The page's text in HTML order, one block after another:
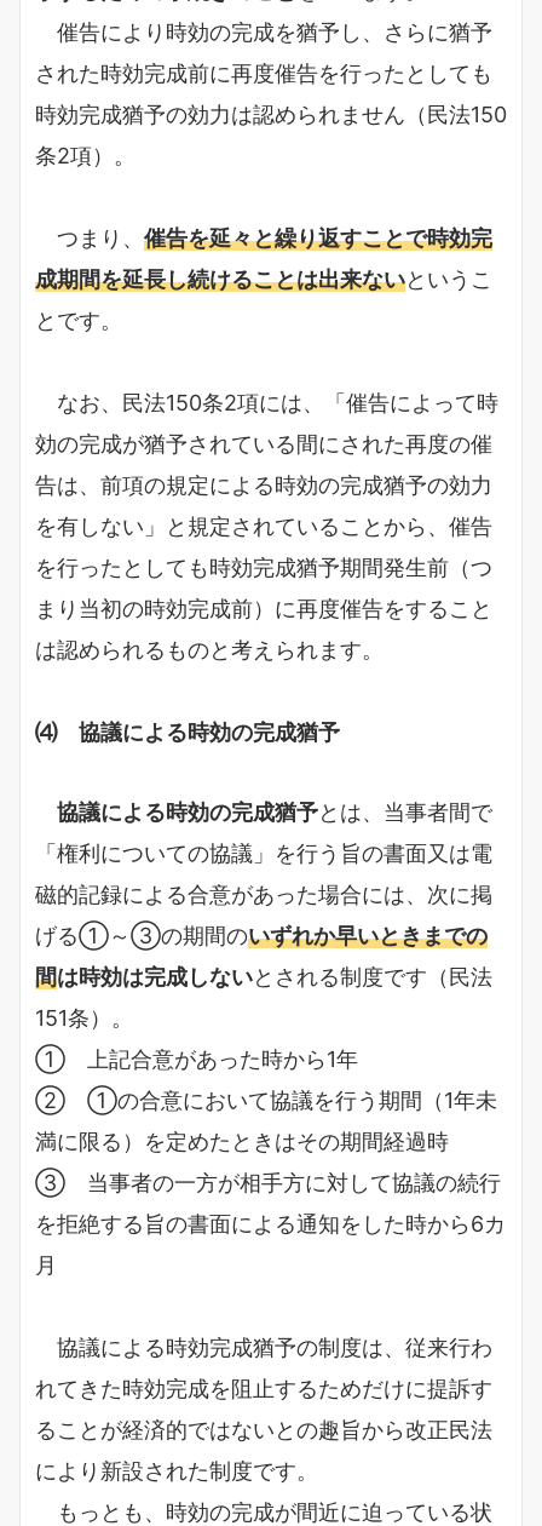
催告により時効の完成を猶予し、さらに猶予
された時効完成前に再度催告を行ったとしても
時効完成猶予の効力は認められません（民法150
条2項）。
つまり、 催告を延々と繰り返すことで時効完
成期間を延長し続けることは出来ないというこ
とです。
なお、民法150条2項には、「催告によって時
効の完成が猶予されている間にされた再度の催
告は、前項の規定による時効の完成猶予の効力
を有しない」と規定されていることから、催告
を行ったとしても時効完成猶予期間発生前（つ
まり当初の時効完成前）に再度催告をすること
は認められるものと考えられます。
⑷ 協議による時効の完成猶予
協議による時効の完成猶予とは、当事者間で
「権利についての協議」を行う旨の書面又は電
磁的記録による合意があった場合には、次に掲
げる①～③の期間のいずれか早いときまでの
間は時効は完成しないとされる制度です（民法
151条）。
① 上記合意があった時から1年
② ①の合意において協議を行う期間（1年未
満に限る）を定めたときはその期間経過時
③ 当事者の一方が相手方に対して協議の続行
を拒絶する旨の書面による通知をした時から6カ
月
協議による時効完成猶予の制度は、従来行わ
れてきた時効完成を阻止するためだけに提訴す
ることが経済的ではないとの趣旨から改正民法
により新設された制度です。
もっとも、時効の完成が間近に迫っている状